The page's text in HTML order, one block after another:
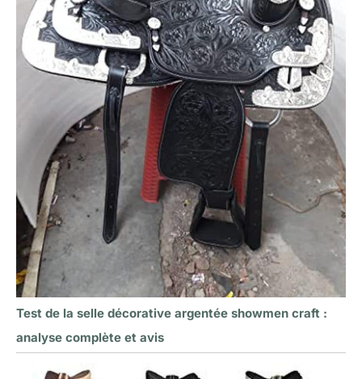
Test de la selle décorative argentée showmen craft :
analyse complète et avis